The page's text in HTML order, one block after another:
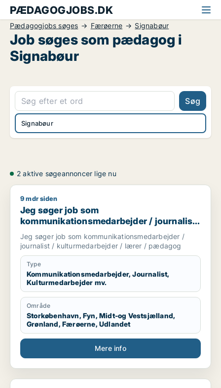
PÆDAGOGJOBS.DK
Pædagogjobs søges Færøerne Signabøur
Job søges som pædagog i
Signabøur
Søg
Signabøur
2 aktive søgeannoncer lige nu
Jeg søger job som kommunikationsmedarbejder /
9 mdr siden
Jeg søger job som
kommunikationsmedarbejder / journalist
/ kulturmedarbejder / lærer / pædagog
Jeg søger job som kommunikationsmedarbejder /
journalist / kulturmedarbejder / lærer / pædagog
Type
Kommunikationsmedarbejder, Journalist,
Kulturmedarbejder mv.
Område
Storkøbenhavn, Fyn, Midt-og Vestsjælland,
Grønland, Færøerne, Udlandet
Mere info